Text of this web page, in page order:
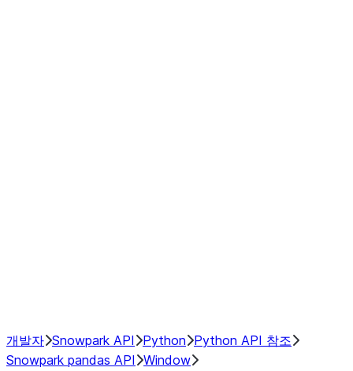
개발자 Snowpark API Python Python API 참조
Snowpark pandas API Window